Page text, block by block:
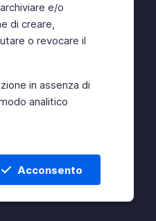
e/o
di creare,
o revocare il
in assenza di
analitico
Acconsento